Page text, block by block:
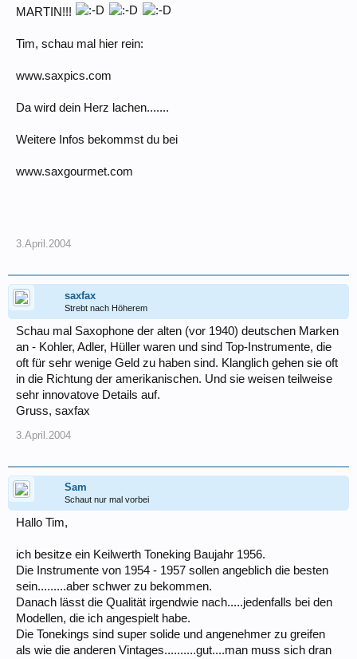
MARTIN!!!
Tim, schau mal hier rein:
www.saxpics.com
Da wird dein Herz lachen.......
Weitere Infos bekommst du bei
www.saxgourmet.com
3.April.2004
saxfax
Strebt nach Höherem
Schau mal Saxophone der alten (vor 1940) deutschen Marken
an - Kohler, Adler, Hüller waren und sind Top-Instrumente, die
oft für sehr wenige Geld zu haben sind. Klanglich gehen sie oft
in die Richtung der amerikanischen. Und sie weisen teilweise
sehr innovatove Details auf.
Gruss, saxfax
3.April.2004
Sam
Schaut nur mal vorbei
Hallo Tim,
ich besitze ein Keilwerth Toneking Baujahr 1956.
Die Instrumente von 1954 - 1957 sollen angeblich die besten
sein.........aber schwer zu bekommen.
Danach lässt die Qualität irgendwie nach.....jedenfalls bei den
Modellen, die ich angespielt habe.
Die Tonekings sind super solide und angenehmer zu greifen
als wie die anderen Vintages..........gut....man muss sich dran